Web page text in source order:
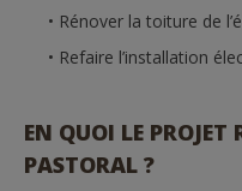
Rénover la toiture de
Refaire l’installation
EN QUOI LE
PASTORAL ?